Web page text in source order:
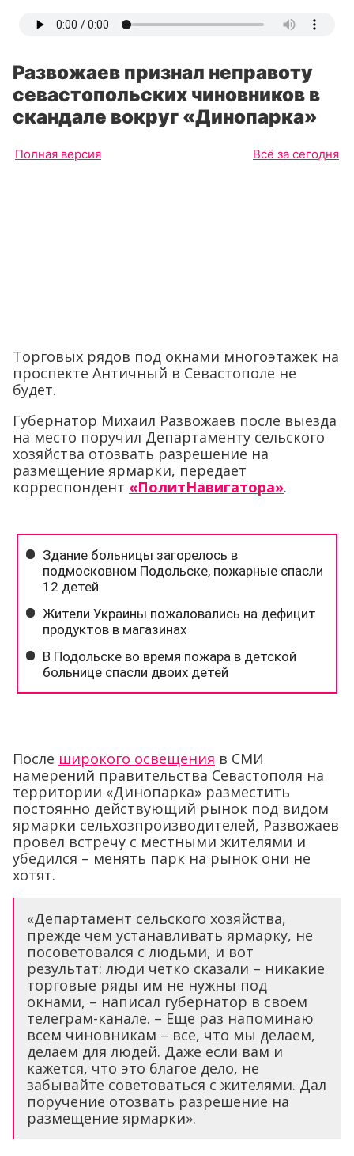
Развожаев признал неправоту
севастопольских чиновников в
скандале вокруг «Динопарка»
Полная версия Всё за сегодня
Торговых рядов под окнами многоэтажек на
проспекте Античный в Севастополе не
будет.
Губернатор Михаил Развожаев после выезда
на место поручил Департаменту сельского
хозяйства отозвать разрешение на
размещение ярмарки, передает
корреспондент «ПолитНавигатора».
После широкого освещения в СМИ
намерений правительства Севастополя на
территории «Динопарка» разместить
постоянно действующий рынок под видом
ярмарки сельхозпроизводителей, Развожаев
провел встречу с местными жителями и
убедился – менять парк на рынок они не
хотят.
«Департамент сельского хозяйства,
прежде чем устанавливать ярмарку, не
посоветовался с людьми, и вот
результат: люди четко сказали – никакие
торговые ряды им не нужны под
окнами, – написал губернатор в своем
телеграм-канале. – Еще раз напоминаю
всем чиновникам – все, что мы делаем,
делаем для людей. Даже если вам и
кажется, что это благое дело, не
забывайте советоваться с жителями. Дал
поручение отозвать разрешение на
размещение ярмарки».